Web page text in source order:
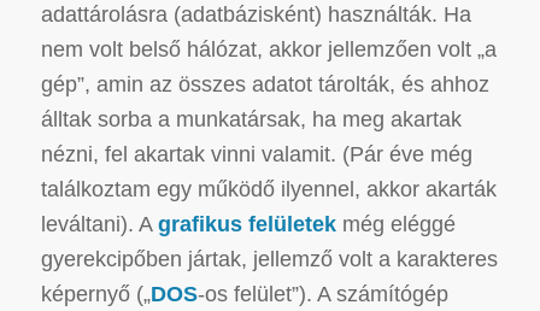
adattárolásra (adatbázisként) használták. Ha
nem volt belső hálózat, akkor jellemzően volt „a
gép”, amin az összes adatot tárolták, és ahhoz
álltak sorba a munkatársak, ha meg akartak
nézni, fel akartak vinni valamit. (Pár éve még
találkoztam egy működő ilyennel, akkor akarták
leváltani). A grafikus felületekmég eléggé
gyerekcipőben jártak, jellemző volt a karakteres
képernyő („DOS-os felület”). A számítógép